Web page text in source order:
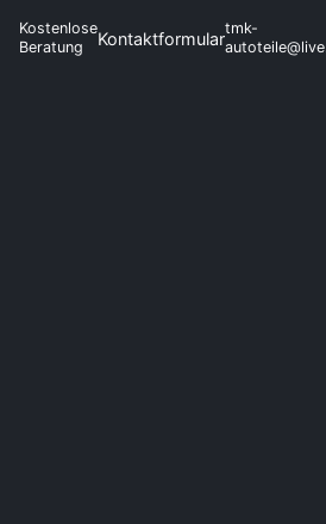
Kostenlose
Beratung
Kontaktformulartmk-